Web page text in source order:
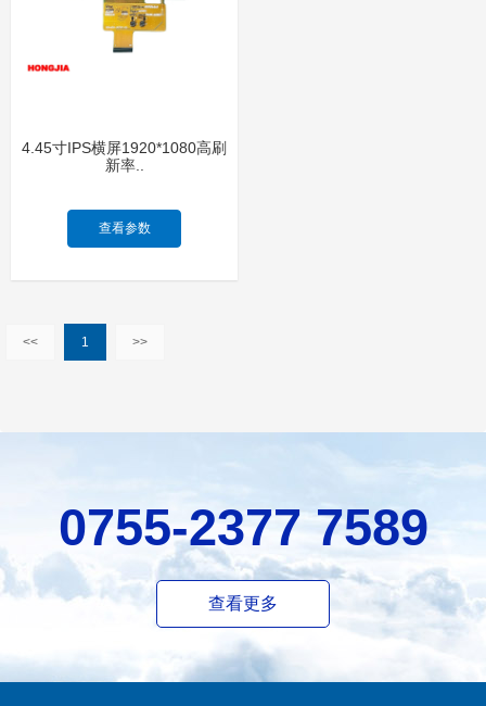
4.45寸IPS横屏1920*1080高刷
新率..
查看参数
<< 1 >>
0755-2377 7589
查看更多